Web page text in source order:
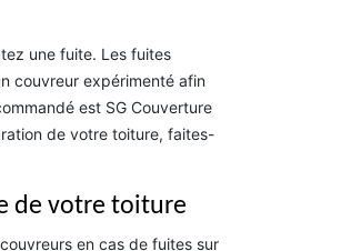
une fuite. Les fuites
couvreur expérimenté afin
est SG Couverture
de votre toiture, faites-
de votre toiture
en cas de fuites sur